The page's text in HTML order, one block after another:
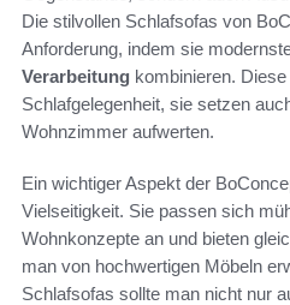
Die stilvollen Schlafsofas von
Anforderung, indem sie
Verarbeitung kombinieren.
Schlafgelegenheit, sie setzen
Wohnzimmer aufwerten.
Ein wichtiger Aspekt der
Vielseitigkeit. Sie passen sich
Wohnkonzepte an und bieten
man von hochwertigen Möbeln
Schlafsofas sollte man nicht nur